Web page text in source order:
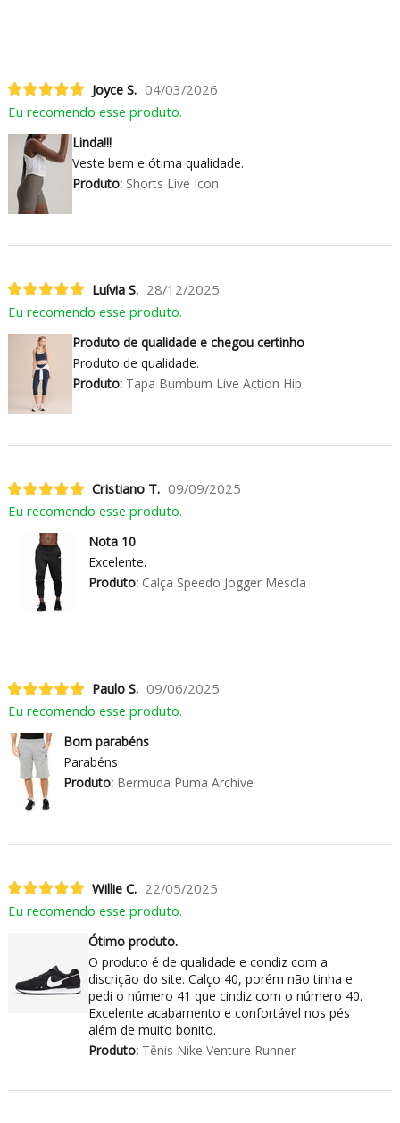
Joyce S. 04/03/2026
Eu recomendo esse produto.
Linda!!!
Veste bem e ótima qualidade.
Produto:Shorts Live Icon
Luívia S. 28/12/2025
Eu recomendo esse produto.
Produto de qualidade e chegou certinho
Produto de qualidade.
Produto:Tapa Bumbum Live Action Hip
Cristiano T. 09/09/2025
Eu recomendo esse produto.
Nota 10
Excelente.
Produto:Calça Speedo Jogger Mescla
Paulo S. 09/06/2025
Eu recomendo esse produto.
Bom parabéns
Parabéns
Produto:Bermuda Puma Archive
Willie C. 22/05/2025
Eu recomendo esse produto.
Ótimo produto.
O produto é de qualidade e condiz com a
discrição do site. Calço 40, porém não tinha e
pedi o número 41 que cindiz com o número 40.
Excelente acabamento e confortável nos pés
além de muito bonito.
Produto:Tênis Nike Venture Runner